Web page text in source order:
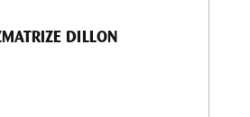
DILLON